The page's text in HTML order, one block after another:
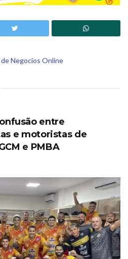
entre
e motoristas de
e PMBA